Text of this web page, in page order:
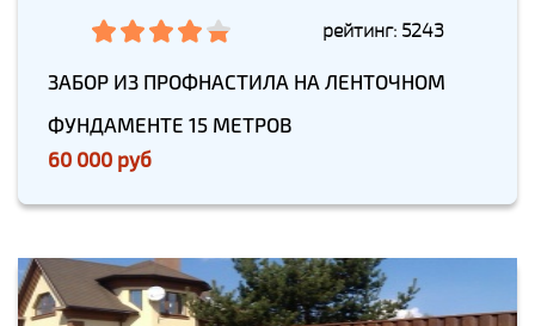
рейтинг: 5243
ЗАБОР ИЗ ПРОФНАСТИЛА НА ЛЕНТОЧНОМ
ФУНДАМЕНТЕ 15 МЕТРОВ
60 000 руб